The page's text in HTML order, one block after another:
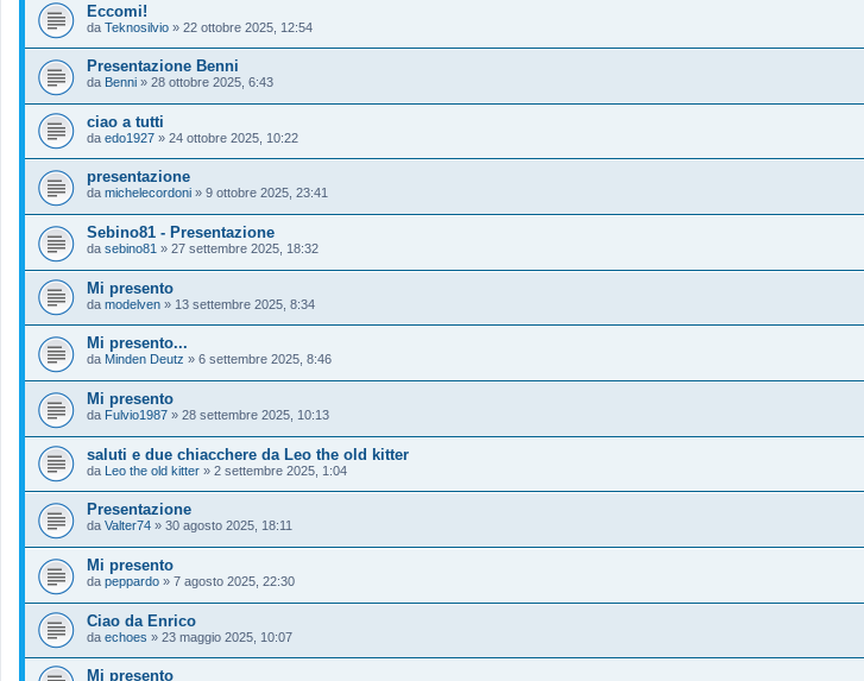
Eccomi!
da Teknosilvio » 22 ottobre 2025, 12:54
Presentazione Benni
da Benni » 28 ottobre 2025, 6:43
ciao a tutti
da edo1927 » 24 ottobre 2025, 10:22
presentazione
da michelecordoni » 9 ottobre 2025, 23:41
Sebino81 - Presentazione
da sebino81 » 27 settembre 2025, 18:32
Mi presento
da modelven » 13 settembre 2025, 8:34
Mi presento...
da Minden Deutz » 6 settembre 2025, 8:46
Mi presento
da Fulvio1987 » 28 settembre 2025, 10:13
saluti e due chiacchere da Leo the old kitter
da Leo the old kitter » 2 settembre 2025, 1:04
Presentazione
da Valter74 » 30 agosto 2025, 18:11
Mi presento
da peppardo » 7 agosto 2025, 22:30
Ciao da Enrico
da echoes » 23 maggio 2025, 10:07
Mi presento